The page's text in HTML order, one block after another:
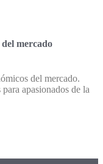
del mercado
del mercado.
apasionados de la